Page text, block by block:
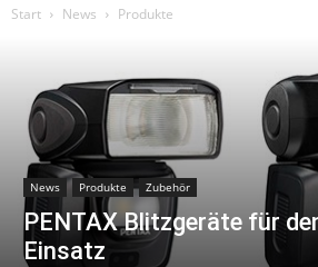
Start News Produkte
News Produkte Zubehör
PENTAX Blitzgeräte für
Einsatz